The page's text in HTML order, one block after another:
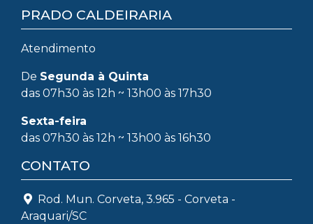
PRADO CALDEIRARIA
Atendimento
De Segunda à Quinta
das 07h30 às 12h ~ 13h00 às 17h30
Sexta-feira
das 07h30 às 12h ~ 13h00 às 16h30
CONTATO
Rod. Mun. Corveta, 3.965 - Corveta -
Araquari/SC